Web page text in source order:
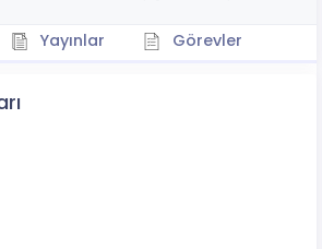
Yayınlar Görevler